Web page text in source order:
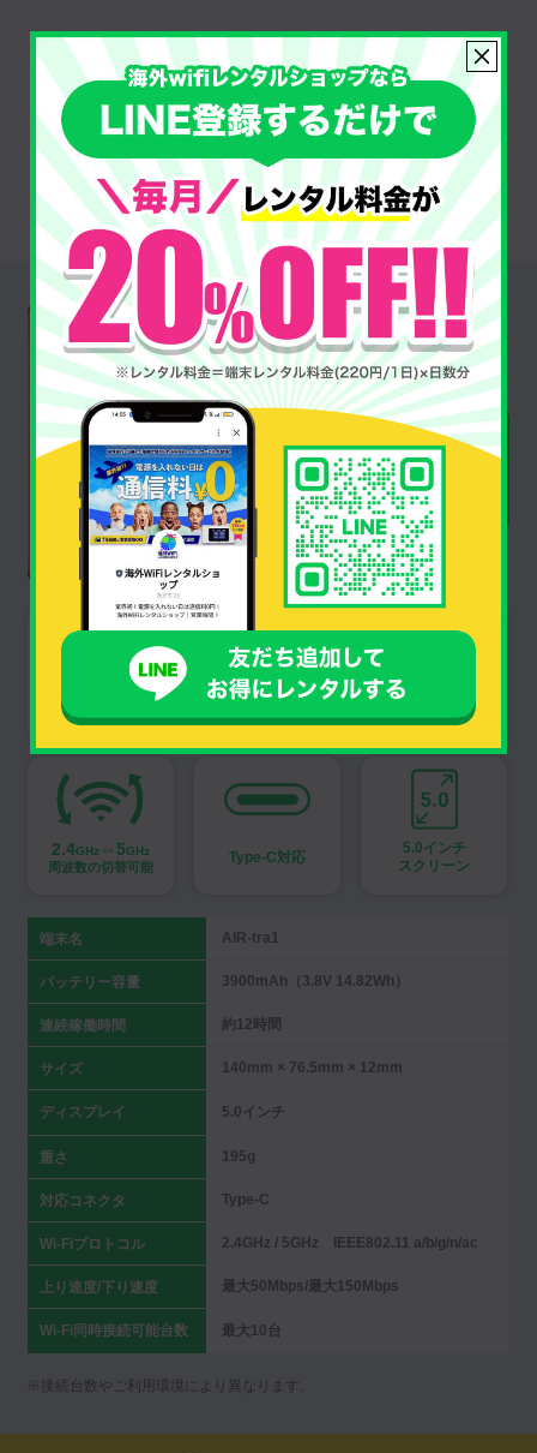
プランを選んで
申し込む
Router
端末紹介
クラウドSIM モバイルWiFiルーター
翻訳アプリ搭載 防水防塵対応
SIMフリー
3000mAH
バッテリー
nanoSIM
カード対応
2.4GHz ⇔5GHz
周波数の切替可能
Type-C対応
5.0インチ
スクリーン
端末名 AIR-tra1
バッテリー容量 3900mAh（3.8V 14.82Wh）
連続稼働時間 約12時間
サイズ 140mm × 76.5mm × 12mm
ディスプレイ 5.0インチ
重さ 195g
対応コネクタ Type-C
Wi-Fiプロトコル 2.4GHz / 5GHz IEEE802.11 a/b/g/n/ac
上り速度/下り速度 最大50Mbps/最大150Mbps
Wi-Fi同時接続可能台数 最大10台
※接続台数やご利用環境により異なります。